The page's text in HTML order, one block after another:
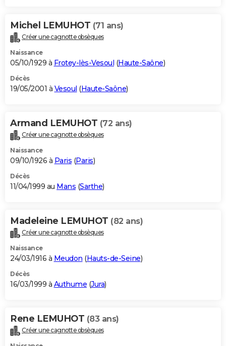
Michel LEMUHOT (71 ans)
Créer une cagnotte obsèques
Naissance
05/10/1929 à Frotey-lès-Vesoul (Haute-Saône)
Décès
19/05/2001 à Vesoul (Haute-Saône)
Armand LEMUHOT (72 ans)
Créer une cagnotte obsèques
Naissance
09/10/1926 à Paris (Paris)
Décès
11/04/1999 au Mans (Sarthe)
Madeleine LEMUHOT (82 ans)
Créer une cagnotte obsèques
Naissance
24/03/1916 à Meudon (Hauts-de-Seine)
Décès
16/03/1999 à Authume (Jura)
Rene LEMUHOT (83 ans)
Créer une cagnotte obsèques